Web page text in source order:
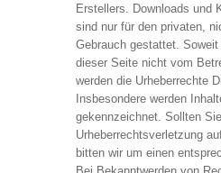
Erstellers. Downloads und
sind nur für den privaten,
Gebrauch gestattet.
dieser Seite nicht vom
werden die Urheberrechte
Insbesondere werden
gekennzeichnet. Sollten
Urheberrechtsverletzung
bitten wir um einen